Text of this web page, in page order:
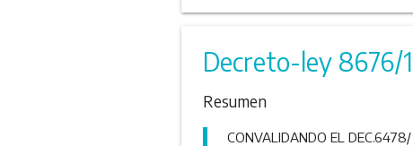
Decreto-ley 8676/
Resumen
CONVALIDANDO EL DEC.6478/